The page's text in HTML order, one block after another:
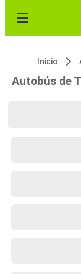
Inicio
Autobús de